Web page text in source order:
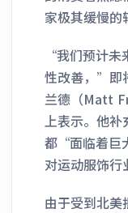
家极其缓慢的
“我们预计
性改善，”即
兰德（Matt
上表示。他补
都“面临着巨
对运动服饰行
由于受到北美